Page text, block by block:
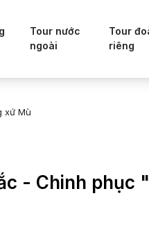
Tour nước
ngoài
Tour
riêng
xứ Mù
- Chinh phục